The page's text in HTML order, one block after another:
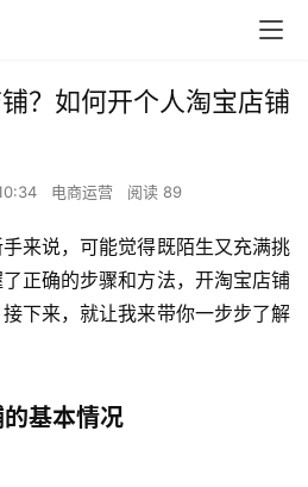
？如何开个人淘宝店铺
电商运营 阅读 89
来说，可能觉得既陌生又充满挑
正确的步骤和方法，开淘宝店铺
下来，就让我来带你一步步了解
基本情况